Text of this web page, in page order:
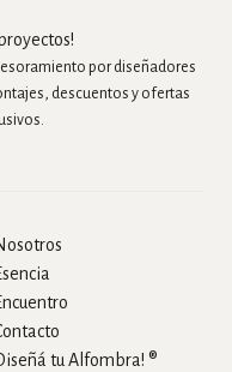
por diseñadores
descuentos y ofertas
tu Alfombra! ®